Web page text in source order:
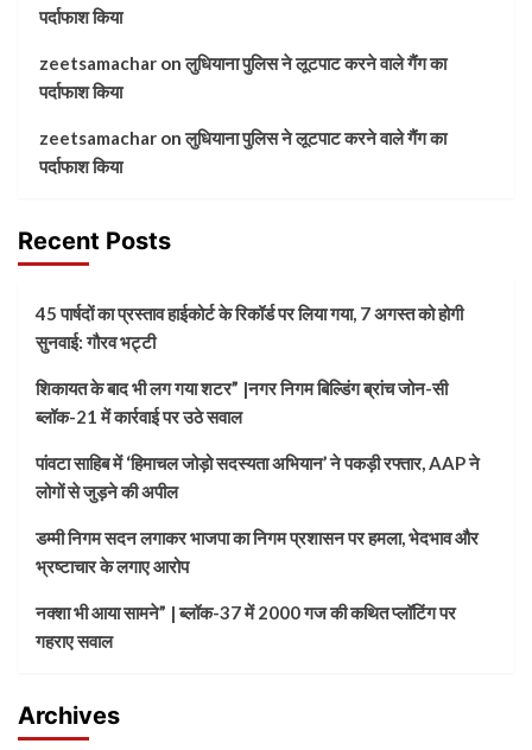
पर्दाफाश किया
zeetsamachar onलुधियाना पुलिस ने लूटपाट करने वाले गैंग का
पर्दाफाश किया
zeetsamachar onलुधियाना पुलिस ने लूटपाट करने वाले गैंग का
पर्दाफाश किया
Recent Posts
45 पार्षदों का प्रस्ताव हाईकोर्ट के रिकॉर्ड पर लिया गया, 7 अगस्त को होगी
सुनवाई: गौरव भट्टी
शिकायत के बाद भी लग गया शटर” |नगर निगम बिल्डिंग ब्रांच जोन-सी
ब्लॉक-21 में कार्रवाई पर उठे सवाल
पांवटा साहिब में ‘हिमाचल जोड़ो सदस्यता अभियान’ ने पकड़ी रफ्तार, AAP ने
लोगों से जुड़ने की अपील
डम्मी निगम सदन लगाकर भाजपा का निगम प्रशासन पर हमला, भेदभाव और
भ्रष्टाचार के लगाए आरोप
नक्शा भी आया सामने” | ब्लॉक-37 में 2000 गज की कथित प्लॉटिंग पर
गहराए सवाल
Archives